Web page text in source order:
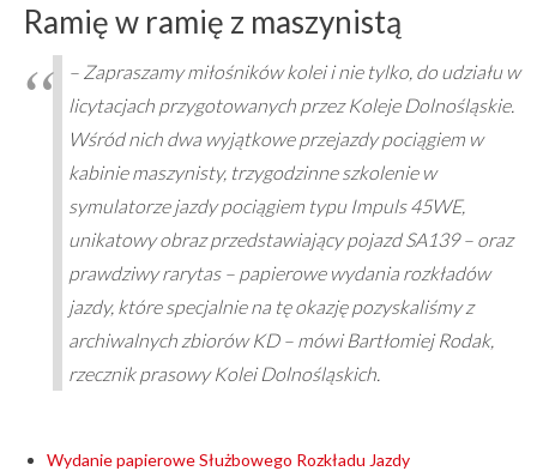
Ramię w ramię z maszynistą
– Zapraszamy miłośników kolei i nie tylko, do udziału w
licytacjach przygotowanych przez Koleje Dolnośląskie.
Wśród nich dwa wyjątkowe przejazdy pociągiem w
kabinie maszynisty, trzygodzinne szkolenie w
symulatorze jazdy pociągiem typu Impuls 45WE,
unikatowy obraz przedstawiający pojazd SA139 – oraz
prawdziwy rarytas – papierowe wydania rozkładów
jazdy, które specjalnie na tę okazję pozyskaliśmy z
archiwalnych zbiorów KD – mówi Bartłomiej Rodak,
rzecznik prasowy Kolei Dolnośląskich.
Wydanie papierowe Służbowego Rozkładu Jazdy